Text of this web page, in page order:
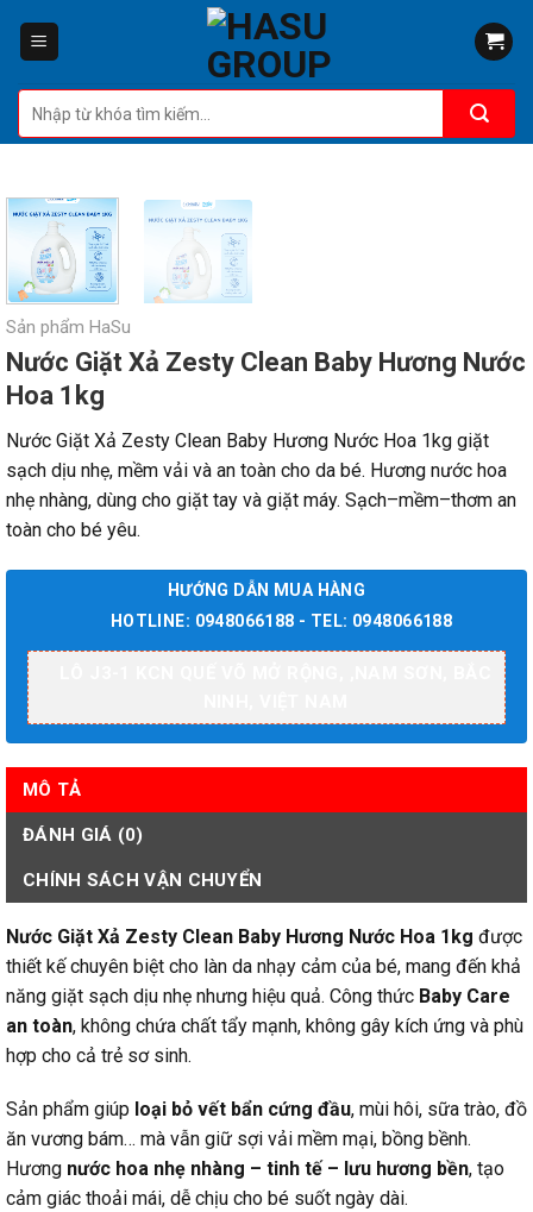
Tìm
kiếm:
Sản phẩm HaSu
Nước Giặt Xả Zesty Clean Baby Hương Nước
Hoa 1kg
Nước Giặt Xả Zesty Clean Baby Hương Nước Hoa 1kg giặt
sạch dịu nhẹ, mềm vải và an toàn cho da bé. Hương nước hoa
nhẹ nhàng, dùng cho giặt tay và giặt máy. Sạch–mềm–thơm an
toàn cho bé yêu.
HƯỚNG DẪN MUA HÀNG
HOTLINE: 0948066188 - TEL: 0948066188
MÔ TẢ
ĐÁNH GIÁ (0)
CHÍNH SÁCH VẬN CHUYỂN
Nước Giặt Xả Zesty Clean Baby Hương Nước Hoa 1kg được
thiết kế chuyên biệt cho làn da nhạy cảm của bé, mang đến khả
năng giặt sạch dịu nhẹ nhưng hiệu quả. Công thức Baby Care
an toàn, không chứa chất tẩy mạnh, không gây kích ứng và phù
hợp cho cả trẻ sơ sinh.
Sản phẩm giúp loại bỏ vết bẩn cứng đầu, mùi hôi, sữa trào, đồ
ăn vương bám… mà vẫn giữ sợi vải mềm mại, bồng bềnh.
Hương nước hoa nhẹ nhàng – tinh tế – lưu hương bền, tạo
cảm giác thoải mái, dễ chịu cho bé suốt ngày dài.